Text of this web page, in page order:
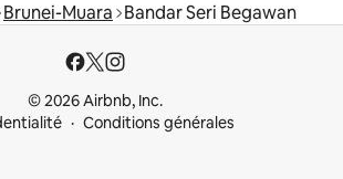
Brunei-Muara Bandar Seri Begawan
© 2026 Airbnb, Inc.
Conditions générales